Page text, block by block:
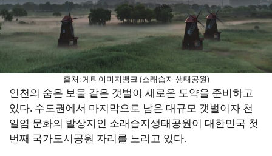
출처: 게티이미지뱅크 (소래습지 생태공원)
인천의 숨은 보물 같은 갯벌이 새로운 도약을 준비하고
있다. 수도권에서 마지막으로 남은 대규모 갯벌이자 천
일염 문화의 발상지인 소래습지생태공원이 대한민국 첫
번째 국가도시공원 자리를 노리고 있다.